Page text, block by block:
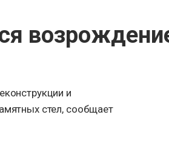
и
стел, сообщает